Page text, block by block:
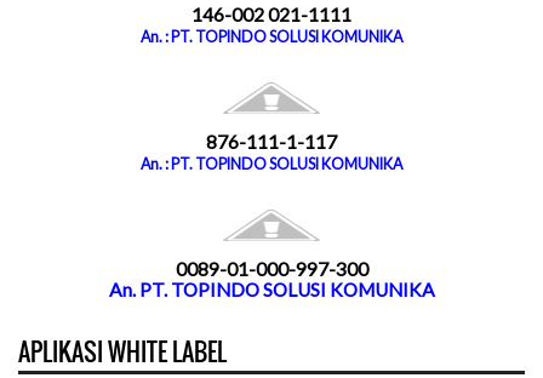
146-002 021-1111
An. : PT. TOPINDO SOLUSI KOMUNIKA
876-111-1-117
An. : PT. TOPINDO SOLUSI KOMUNIKA
0089-01-000-997-300
An. PT. TOPINDO SOLUSI KOMUNIKA
APLIKASI WHITE LABEL